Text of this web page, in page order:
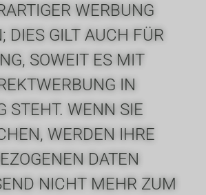
WERBUNG
DIES GILT AUCH FÜR
SOWEIT ES MIT
IN
STEHT. WENN SIE
WERDEN IHRE
DATEN
NICHT MEHR ZUM